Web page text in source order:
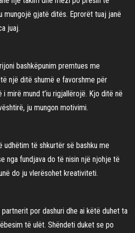
mungojë gjatë ditës. Eprorët tuaj janë
juaj.
bashkëpunim premtues me
një ditë shumë e favorshme për
mirë mund t’iu rigjallërojë. Kjo ditë në
ju mungon motivimi.
udhëtim të shkurtër së bashku me
nga fundjava do të nisin një njohje të
do ju vlerësohet kreativiteti.
por dashuri dhe ai këtë duhet ta
të ulët. Shëndeti duket se po